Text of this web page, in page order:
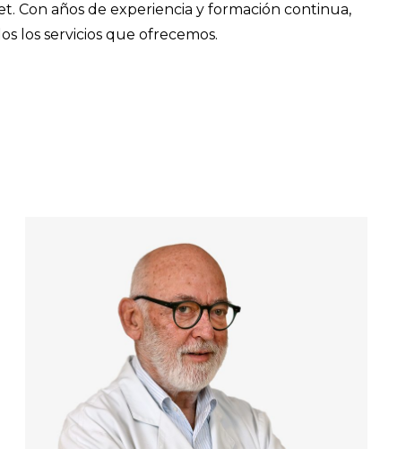
Con años de experiencia y formación continua,
los servicios que ofrecemos.